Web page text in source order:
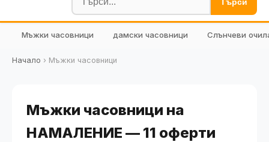
🧮 Калкулатори
🔍 Намери продукт
🎁 Подарък
Мъжки часовници дамски часовници Слънчеви
Начало › Мъжки часовници
Мъжки часовници на
НАМАЛЕНИЕ — 11 оферти